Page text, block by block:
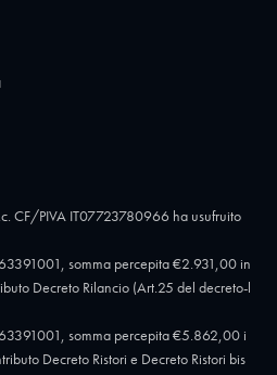
CF/PIVA IT07723780966 ha usufruito
somma percepita €2.931,00 in
Decreto Rilancio (Art.25 del decreto-l
somma percepita €5.862,00 i
Decreto Ristori e Decreto Ristori bis